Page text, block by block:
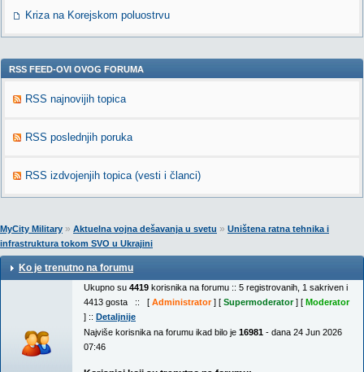
Kriza na Korejskom poluostrvu
RSS FEED-OVI OVOG FORUMA
RSS najnovijih topica
RSS poslednjih poruka
RSS izdvojenjih topica (vesti i članci)
MyCity Military » Aktuelna vojna dešavanja u svetu » Uništena ratna tehnika i
infrastruktura tokom SVO u Ukrajini
Ko je trenutno na forumu
Ukupno su 4419 korisnika na forumu :: 5 registrovanih, 1 sakriven i
4413 gosta :: [ Administrator] [ Supermoderator] [ Moderator
] :: Detaljnije
Najviše korisnika na forumu ikad bilo je 16981 - dana 24 Jun 2026
07:46